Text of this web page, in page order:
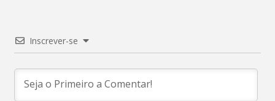
Inscrever-se